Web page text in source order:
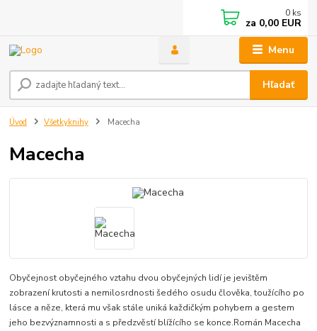
Menu
Hľadať
0 ks
za 0,00 EUR
Úvod Všetkyknihy Macecha
Macecha
Obyčejnost obyčejného vztahu dvou obyčejných lidí je jevištěm
zobrazení krutosti a nemilosrdnosti šedého osudu člověka, toužícího po
lásce a něze, která mu však stále uniká každičkým pohybem a gestem
jeho bezvýznamnosti a s předzvěstí blížícího se konce.Román Macecha